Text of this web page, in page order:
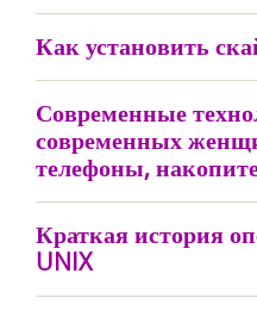
Как установить
Современные
современных
телефоны,
Краткая история
UNIX